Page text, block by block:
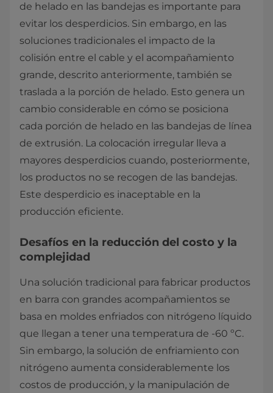
de helado en las bandejas es importante para
evitar los desperdicios. Sin embargo, en las
soluciones tradicionales el impacto de la
colisión entre el cable y el acompañamiento
grande, descrito anteriormente, también se
traslada a la porción de helado. Esto genera un
cambio considerable en cómo se posiciona
cada porción de helado en las bandejas de línea
de extrusión. La colocación irregular lleva a
mayores desperdicios cuando, posteriormente,
los productos no se recogen de las bandejas.
Este desperdicio es inaceptable en la
producción eficiente.
Desafíos en la reducción del costo y la
complejidad
Una solución tradicional para fabricar productos
en barra con grandes acompañamientos se
basa en moldes enfriados con nitrógeno líquido
que llegan a tener una temperatura de -60 ºC.
Sin embargo, la solución de enfriamiento con
nitrógeno aumenta considerablemente los
costos de producción, y la manipulación de